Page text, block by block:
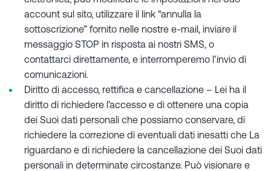
account sul sito, utilizzare il link “annulla la
sottoscrizione” fornito nelle nostre e-mail, inviare il
messaggio STOP in risposta ai nostri SMS, o
contattarci direttamente, e interromperemo l’invio di
comunicazioni.
Diritto di accesso, rettifica e cancellazione – Lei ha il
diritto di richiedere l’accesso e di ottenere una copia
dei Suoi dati personali che possiamo conservare, di
richiedere la correzione di eventuali dati inesatti che La
riguardano e di richiedere la cancellazione dei Suoi dati
personali in determinate circostanze. Può visionare e